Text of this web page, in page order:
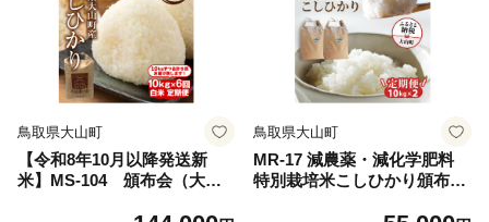
鳥取県大山町
【令和8年10月以降発送新
米】MS-104 頒布会（大山
鳥取県大山町
MR-17 減農薬・減化学肥料
特別栽培米こしひかり頒布会